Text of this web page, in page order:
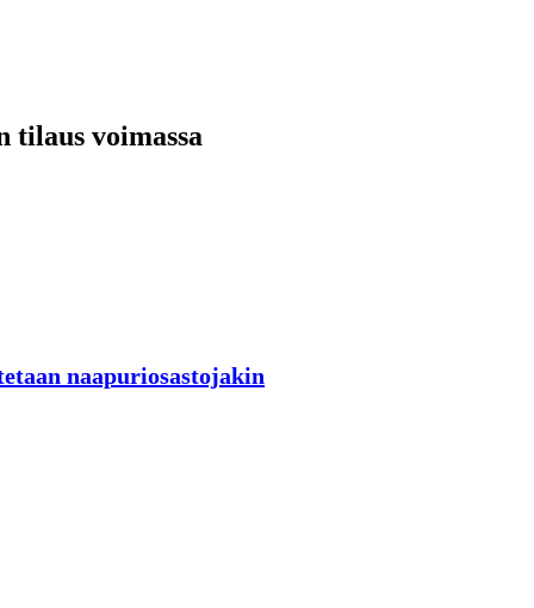
tilaus voimassa
naapuriosastojakin